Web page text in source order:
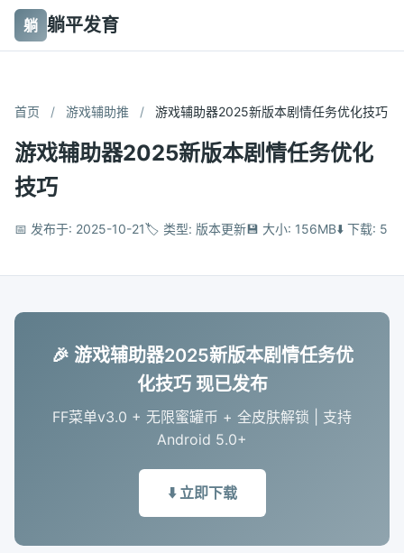
躺 躺平发育
首页 / 游戏辅助推 / 游戏辅助器2025新版本剧情任务优化技巧
游戏辅助器2025新版本剧情任务优化
技巧
📅 发布于: 2025-10-21🏷️ 类型: 版本更新💾 大小: 156MB⬇️ 下载: 5
🎉 游戏辅助器2025新版本剧情任务优
化技巧 现已发布
FF菜单v3.0 + 无限蜜罐币 + 全皮肤解锁 | 支持
Android 5.0+
⬇️ 立即下载